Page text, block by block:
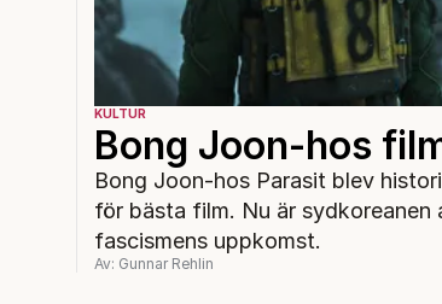
KULTUR
Bong Joon-hos
Bong Joon-hos Parasit blev
för bästa film. Nu är sydkoreanen
fascismens uppkomst.
Av: Gunnar Rehlin